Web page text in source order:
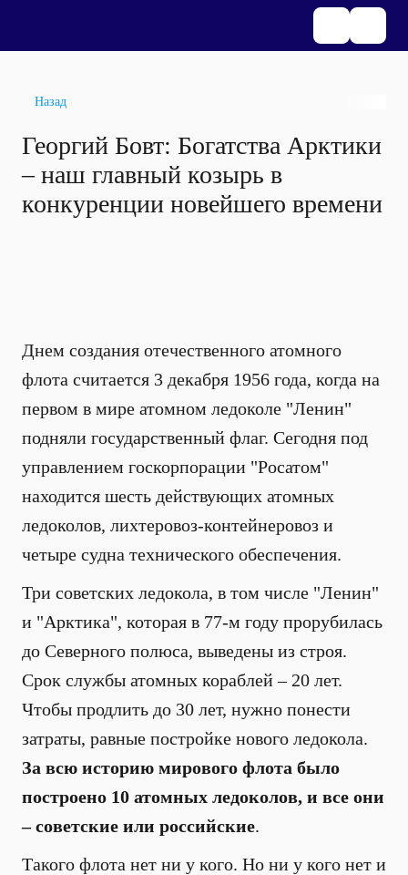
Назад
Георгий Бовт: Богатства Арктики
– наш главный козырь в
конкуренции новейшего времени
Днем создания отечественного атомного
флота считается 3 декабря 1956 года, когда на
первом в мире атомном ледоколе "Ленин"
подняли государственный флаг. Сегодня под
управлением госкорпорации "Росатом"
находится шесть действующих атомных
ледоколов, лихтеровоз-контейнеровоз и
четыре судна технического обеспечения.
Три советских ледокола, в том числе "Ленин"
и "Арктика", которая в 77-м году прорубилась
до Северного полюса, выведены из строя.
Срок службы атомных кораблей – 20 лет.
Чтобы продлить до 30 лет, нужно понести
затраты, равные постройке нового ледокола.
За всю историю мирового флота было
построено 10 атомных ледоколов, и все они
– советские или российские.
Такого флота нет ни у кого. Но ни у кого нет и